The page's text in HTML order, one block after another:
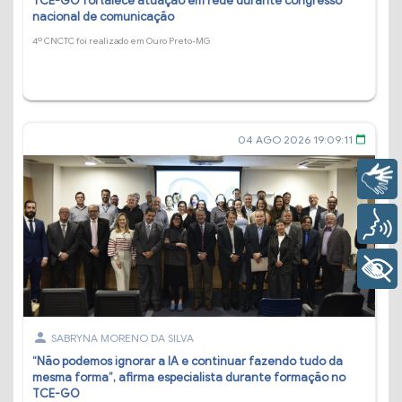
nacional de comunicação
4º CNCTC foi realizado em Ouro Preto-MG
04 AGO 2026 19:09:11 calendar_today
person SABRYNA MORENO DA SILVA
“Não podemos ignorar a IA e continuar fazendo tudo da
mesma forma”, afirma especialista durante formação no
TCE-GO
Libras
Voz
+ Acessibilidade